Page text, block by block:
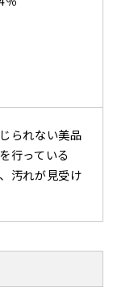
られない美品
行っている
汚れが見受け